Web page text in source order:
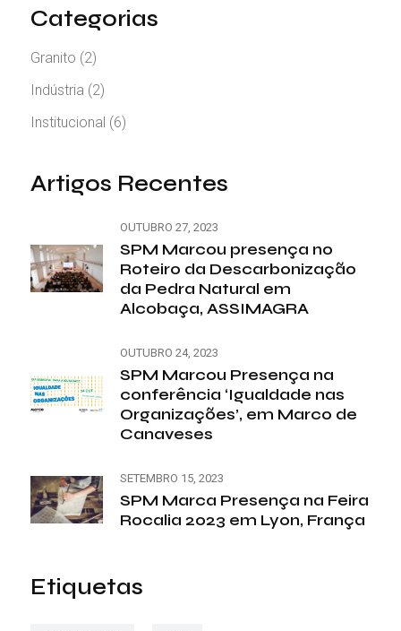
Categorias
Granito (2)
Indústria (2)
Institucional (6)
Artigos Recentes
OUTUBRO 27, 2023
SPM Marcou presença no
Roteiro da Descarbonização
da Pedra Natural em
Alcobaça, ASSIMAGRA
OUTUBRO 24, 2023
SPM Marcou Presença na
conferência ‘Igualdade nas
Organizações’, em Marco de
Canaveses
SETEMBRO 15, 2023
SPM Marca Presença na Feira
Rocalia 2023 em Lyon, França
Etiquetas